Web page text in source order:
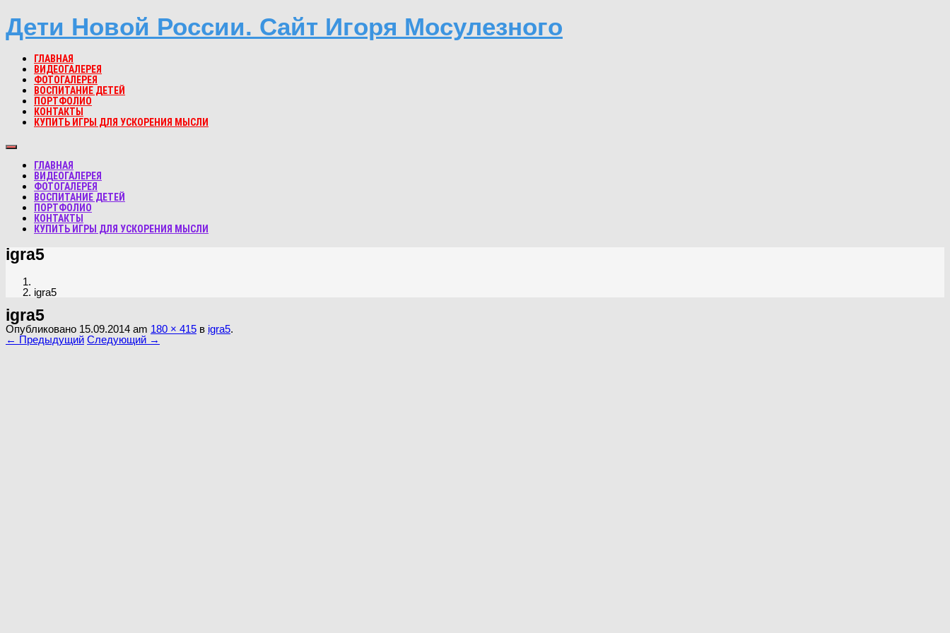
Дети Новой России. Сайт Игоря Мосулезного
ГЛАВНАЯ
ВИДЕОГАЛЕРЕЯ
ФОТОГАЛЕРЕЯ
ВОСПИТАНИЕ ДЕТЕЙ
ПОРТФОЛИО
КОНТАКТЫ
КУПИТЬ ИГРЫ ДЛЯ УСКОРЕНИЯ МЫСЛИ
ГЛАВНАЯ
ВИДЕОГАЛЕРЕЯ
ФОТОГАЛЕРЕЯ
ВОСПИТАНИЕ ДЕТЕЙ
ПОРТФОЛИО
КОНТАКТЫ
КУПИТЬ ИГРЫ ДЛЯ УСКОРЕНИЯ МЫСЛИ
igra5
igra5
igra5
Опубликовано 15.09.2014 am 180 × 415 в igra5.
← Предыдущий Следующий →